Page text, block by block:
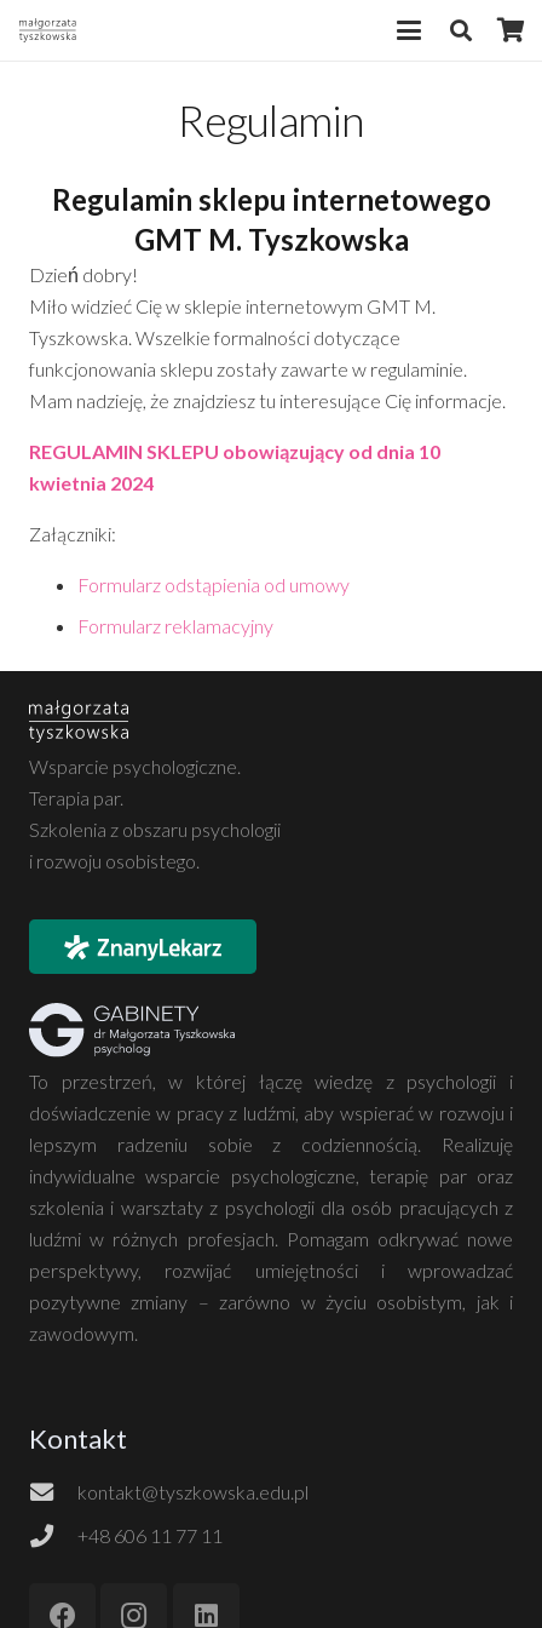
Regulamin
Regulamin sklepu internetowego
GMT M. Tyszkowska
Dzień dobry!
Miło widzieć Cię w sklepie internetowym GMT M.
Tyszkowska. Wszelkie formalności dotyczące
funkcjonowania sklepu zostały zawarte w regulaminie.
Mam nadzieję, że znajdziesz tu interesujące Cię informacje.
REGULAMIN SKLEPU obowiązujący od dnia 10
kwietnia 2024
Załączniki:
Formularz odstąpienia od umowy
Formularz reklamacyjny
Wsparcie psychologiczne.
Terapia par.
Szkolenia z obszaru psychologii
i rozwoju osobistego.
To przestrzeń, w której łączę wiedzę z psychologii i
doświadczenie w pracy z ludźmi, aby wspierać w rozwoju i
lepszym radzeniu sobie z codziennością. Realizuję
indywidualne wsparcie psychologiczne, terapię par oraz
szkolenia i warsztaty z psychologii dla osób pracujących z
ludźmi w różnych profesjach. Pomagam odkrywać nowe
perspektywy, rozwijać umiejętności i wprowadzać
pozytywne zmiany – zarówno w życiu osobistym, jak i
zawodowym.
Kontakt
kontakt@tyszkowska.edu.pl
+48 606 11 77 11